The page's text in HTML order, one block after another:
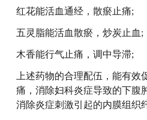
红花能活血通经，散瘀止痛;
五灵脂能活血散瘀，炒炭止血;
木香能行气止痛，调中导滞;
上述药物的合理配伍，能有效
痛，消除妇科炎症导致的下腹
消除炎症刺激引起的内膜组织